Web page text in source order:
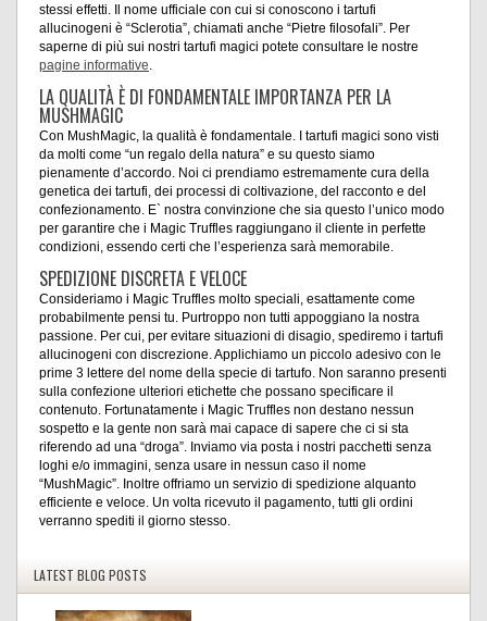
stessi effetti. Il nome ufficiale con cui si conoscono i tartufi
allucinogeni è “Sclerotia”, chiamati anche “Pietre filosofali”. Per
saperne di più sui nostri tartufi magici potete consultare le nostre
pagine informative.
LA QUALITÀ È DI FONDAMENTALE IMPORTANZA PER LA
MUSHMAGIC
Con MushMagic, la qualità è fondamentale. I tartufi magici sono visti
da molti come “un regalo della natura” e su questo siamo
pienamente d’accordo. Noi ci prendiamo estremamente cura della
genetica dei tartufi, dei processi di coltivazione, del racconto e del
confezionamento. E` nostra convinzione che sia questo l’unico modo
per garantire che i Magic Truffles raggiungano il cliente in perfette
condizioni, essendo certi che l’esperienza sarà memorabile.
SPEDIZIONE DISCRETA E VELOCE
Consideriamo i Magic Truffles molto speciali, esattamente come
probabilmente pensi tu. Purtroppo non tutti appoggiano la nostra
passione. Per cui, per evitare situazioni di disagio, spediremo i tartufi
allucinogeni con discrezione. Applichiamo un piccolo adesivo con le
prime 3 lettere del nome della specie di tartufo. Non saranno presenti
sulla confezione ulteriori etichette che possano specificare il
contenuto. Fortunatamente i Magic Truffles non destano nessun
sospetto e la gente non sarà mai capace di sapere che ci si sta
riferendo ad una “droga”. Inviamo via posta i nostri pacchetti senza
loghi e/o immagini, senza usare in nessun caso il nome
“MushMagic”. Inoltre offriamo un servizio di spedizione alquanto
efficiente e veloce. Un volta ricevuto il pagamento, tutti gli ordini
verranno spediti il giorno stesso.
LATEST BLOG POSTS